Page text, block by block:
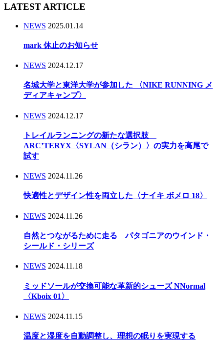
LATEST ARTICLE
NEWS 2025.01.14
mark 休止のお知らせ
NEWS 2024.12.17
名城大学と東洋大学が参加した 〈NIKE RUNNING メ
ディアキャンプ〉
NEWS 2024.12.17
トレイルランニングの新たな選択肢
ARC’TERYX〈SYLAN（シラン）〉の実力を高尾で
試す
NEWS 2024.11.26
快適性とデザイン性を両立した〈ナイキ ボメロ 18〉
NEWS 2024.11.26
自然とつながるために走る パタゴニアのウインド・
シールド・シリーズ
NEWS 2024.11.18
ミッドソールが交換可能な革新的シューズ NNormal
〈Kboix 01〉
NEWS 2024.11.15
温度と湿度を自動調整し、理想の眠りを実現する